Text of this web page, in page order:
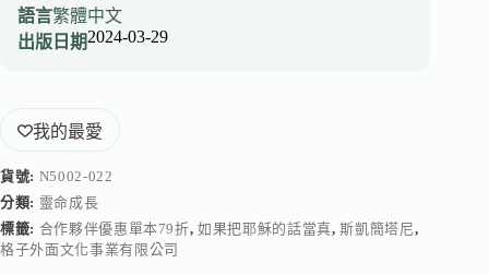
語言繁體中文
出版日期2024-03-29
我的最愛
貨號: N5002-022
分類: 靈命成長
標籤: 合作夥伴優惠單本79折,如果把耶穌的話當真,斯凱簡塔尼,
格子外面文化事業有限公司